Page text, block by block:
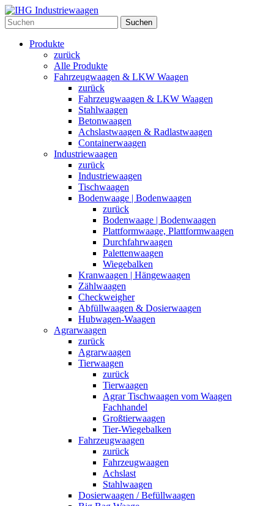
Suchen
Produkte
zurück
Alle Produkte
Fahrzeugwaagen & LKW Waagen
zurück
Fahrzeugwaagen & LKW Waagen
Stahlwaagen
Betonwaagen
Achslastwaagen & Radlastwaagen
Containerwaagen
Industriewaagen
zurück
Industriewaagen
Tischwaagen
Bodenwaage | Bodenwaagen
zurück
Bodenwaage | Bodenwaagen
Plattformwaage, Plattformwaagen
Durchfahrwaagen
Palettenwaagen
Wiegebalken
Kranwaagen | Hängewaagen
Zählwaagen
Checkweigher
Abfüllwaagen & Dosierwaagen
Hubwagen-Waagen
Agrarwaagen
zurück
Agrarwaagen
Tierwaagen
zurück
Tierwaagen
Agrar Tischwaagen vom Waagen
Fachhandel
Großtierwaagen
Tier-Wiegebalken
Fahrzeugwaagen
zurück
Fahrzeugwaagen
Achslast
Stahlwaagen
Dosierwaagen / Befüllwaagen